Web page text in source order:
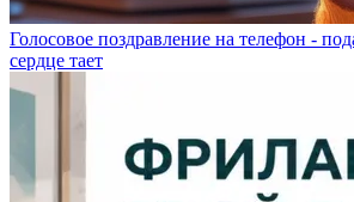
Голосовое поздравление на телефон -
сердце тает